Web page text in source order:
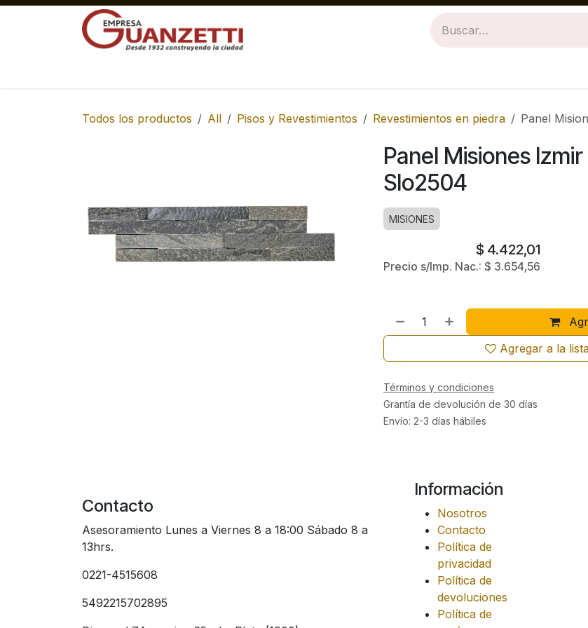
Ir al contenido
Todos los productos All Pisos y Revestimientos Revestimientos en piedra Panel
Panel Misiones
Slo2504
MISIONES
$ 4.422,01
Precio s/Imp. Nac.: $ 3.654,56
Agregar a la
Términos y condiciones
Grantía de devolución de 30 días
Envío: 2-3 días hábiles
Contacto
Asesoramiento Lunes a Viernes 8 a 18:00 Sábado 8 a
13hrs.
0221-4515608
5492215702895
Información
Nosotros
Contacto
Política de
privacidad
Política de
devoluciones
Política de